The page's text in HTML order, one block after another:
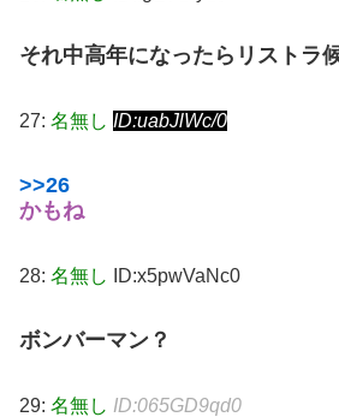
それ中高年になったらリストラ
27: 名無し ID:uabJlWc/0
>>26
かもね
28: 名無し ID:x5pwVaNc0
ボンバーマン？
29: 名無し ID:065GD9qd0